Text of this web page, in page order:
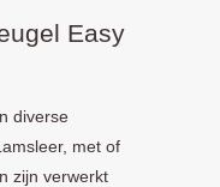
Easy
diverse
met of
zijn verwerkt